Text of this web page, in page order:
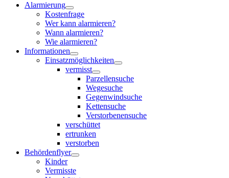
Alarmierung
Kostenfrage
Wer kann alarmieren?
Wann alarmieren?
Wie alarmieren?
Informationen
Einsatzmöglichkeiten
vermisst
Parzellensuche
Wegesuche
Gegenwindsuche
Kettensuche
Verstorbenensuche
verschüttet
ertrunken
verstorben
Behördenflyer
Kinder
Vermisste